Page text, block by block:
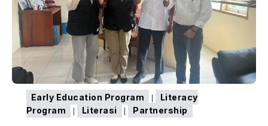
Early Education Program
Literacy
Program
Literasi Partnership